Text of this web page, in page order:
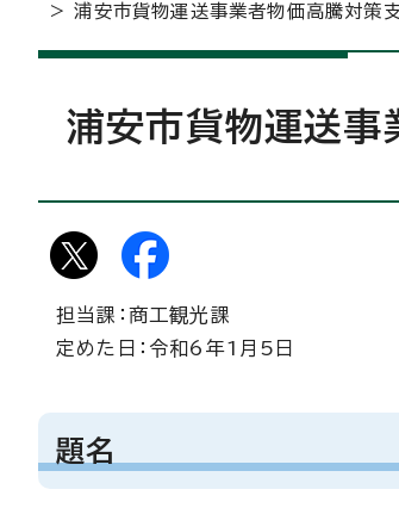
> 浦安市貨物運送事業者物価高騰対策
浦安市貨物運送事
担当課：商工観光課
定めた日：令和6年1月5日
題名